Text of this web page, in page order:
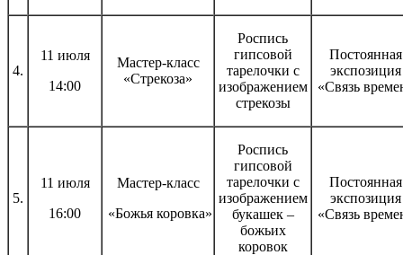
4.
11 июля
14:00
Мастер-класс
«Стрекоза»
Роспись
гипсовой
тарелочки с
изображением
стрекозы
Постоянная
экспозиция
«Связь
5.
11 июля
16:00
Мастер-класс
«Божья коровка»
Роспись
гипсовой
тарелочки с
изображением
букашек –
божьих
коровок
Постоянная
экспозиция
«Связь